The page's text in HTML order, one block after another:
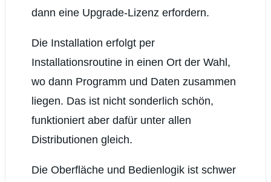
dann eine Upgrade-Lizenz erfordern.
Die Installation erfolgt per
Installationsroutine in einen Ort der Wahl,
wo dann Programm und Daten zusammen
liegen. Das ist nicht sonderlich schön,
funktioniert aber dafür unter allen
Distributionen gleich.
Die Oberfläche und Bedienlogik ist schwer